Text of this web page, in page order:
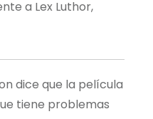
a Lex Luthor,
dice que la película
tiene problemas